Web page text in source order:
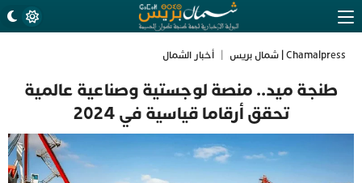
Chamalpress | شمال بريس أخبار الشمال
طنجة ميد.. منصة لوجستية وصناعية عالمية
تحقق أرقاما قياسية في 2024